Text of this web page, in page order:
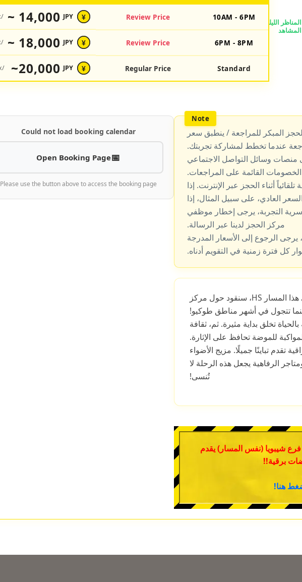
10AM - 6PM
Review Price
¥
JPY
14,000 ~
/pax
6PM - 8PM
Review Price
¥
JPY
18,000 ~
/pax
Standard
Regular Price
¥
JPY
20,000~
/pax
المبكر للمراجعة / ينطبق سعر
عندما تخطط لمشاركة تجربتك.
منصات وسائل التواصل الاجتماعي
القائمة على المراجعات.
أثناء الحجز عبر الإنترنت. إذا
العادي، على سبيل المثال، إذا
التجربة، يرجى إخطار موظفي
مركز الحجز لدينا عبر الرسالة.
الرجوع إلى الأسعار المدرجة
كل فترة زمنية في التقويم أدناه.
حوالي ساعة واحدة. في هذا المسار HS، سنقود حول مركز
تتجول في أشهر مناطق طوكيو!
تخلق بداية مثيرة. ثم، ثقافة
للموضة تحافظ على الإثارة.
تقدم تباينًا جميلًا. مزيج الأضواء
الرفاهية يجعل هذه الرحلة لا
تُنسى!
فرع شيبويا (نفس المسار) يقدم
برقية!!
هنا!
Could not load booking calendar
Open Booking Page
Please use the button above to access the booking page